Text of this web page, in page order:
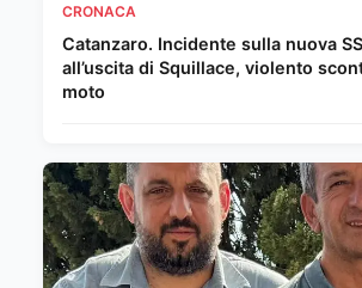
CRONACA
Catanzaro. Incidente sulla nuova
all’uscita di Squillace, violento
moto